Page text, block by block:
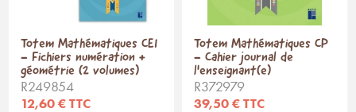
Totem Mathématiques CE1
- Fichiers numération +
géométrie (2 volumes)
R249854
12,60 € TTC
Totem Mathématiques CP
- Cahier journal de
l'enseignant(e)
R372979
39,50 € TTC